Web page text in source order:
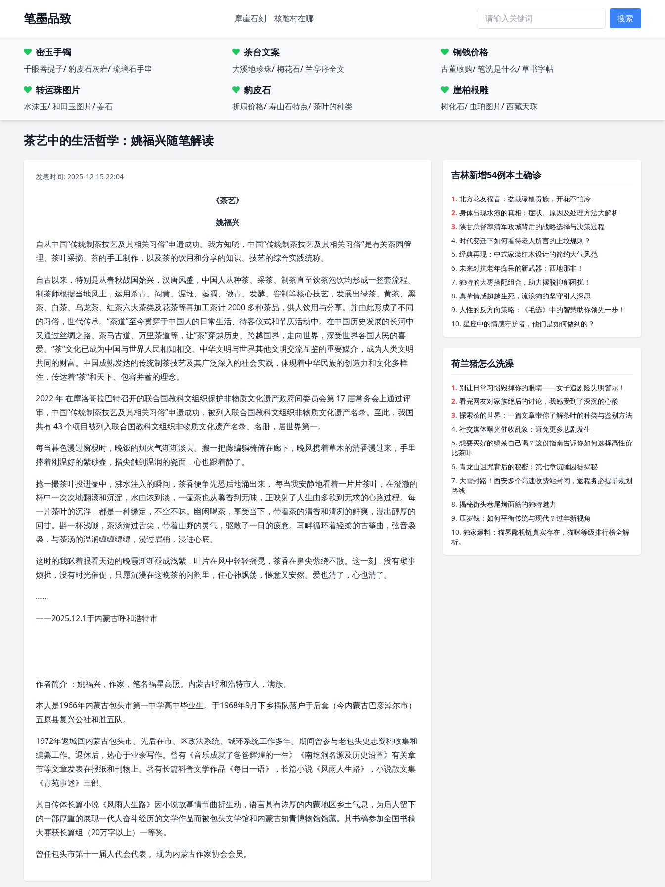
笔墨品致 摩崖石刻 核雕村在哪 搜索
密玉手镯
千眼菩提子/豹皮石灰岩/琉璃石手串
茶台文案
大溪地珍珠/梅花石/ 兰亭序全文
铜钱价格
古董收购/笔洗是什么/草书字帖
转运珠图片
水沫玉/和田玉图片/姜石
豹皮石
折扇价格/寿山石特点/茶叶的种类
崖柏根雕
树化石/ 虫珀图片/西藏天珠
茶艺中的生活哲学：姚福兴随笔解读
发表时间: 2025-12-15 22:04
《茶艺》
姚福兴
自从中国“传统制茶技艺及其相关习俗”申遗成功。我方知晓，中国“传统制茶技艺及其相关习俗”是有关茶园管
理、茶叶采摘、茶的手工制作，以及茶的饮用和分享的知识、技艺的综合实践统称。
自古以来，特别是从春秋战国始兴， 汉唐风盛，中国人从种茶、采茶、制茶直至饮茶泡饮均形成一整套流程。
制茶师根据当地风土，运用杀青、 闷黄、 渥堆、萎凋、做青、发酵、窨制等核心技艺，发展出绿茶、 黄茶、 黑
茶、 白茶、 乌龙茶、红茶六大茶类及花茶等再加工茶计 2000 多种茶品，供人饮用与分享。并由此形成了不同
的习俗，世代传承。“茶道”至今贯穿于中国人的日常生活、待客仪式和节庆活动中。在中国历史发展的长河中
又通过丝绸之路、 茶马古道、万里茶道等，让“茶”穿越历史、跨越国界，走向世界，深受世界各国人民的喜
爱。“茶”文化已成为中国与世界人民相知相交、中华文明与世界其他文明交流互鉴的重要媒介，成为人类文明
共同的财富。中国成熟发达的传统制茶技艺及其广泛深入的社会实践，体现着中华民族的创造力和文化多样
性 ，传达着“茶”和天下、包容并蓄的理念。
2022 年 在摩洛哥拉巴特召开的联合国教科文组织保护非物质文化遗产政府间委员会第 17 届常务会上通过评
审，中国“传统制茶技艺及其相关习俗”申遗成功，被列入联合国教科文组织非物质文化遗产名录。至此，我国
共有 43 个项目被列入联合国教科文组织非物质文化遗产名录、名册，居世界第一。
每当暮色漫过窗棂时，晚饭的烟火气渐渐淡去。搬一把藤编躺椅倚在廊下，晚风携着草木的清香漫过来，手里
捧着刚温好的紫砂壶 ，指尖触到温润的瓷面，心也跟着静了。
捻一撮茶叶投进壶中，沸水注入的瞬间，茶香便争先恐后地涌出来， 每当我安静地看着一片片茶叶，在澄澈的
杯中一次次地翻滚和沉淀，水由浓到淡，一壶茶也从馨香到无味，正映射了人生由多欲到无求的心路过程。每
一片茶叶的沉浮，都是一种缘定，不空不昧。幽闲喝茶，享受当下，带着茶的清香和清冽的鲜爽，漫出醇厚的
回甘。斟一杯浅啜，茶汤滑过舌尖，带着山野的灵气，驱散了一日的疲惫。耳畔循环着轻柔的古筝曲，弦音袅
袅，与茶汤的温润缠缠绵绵，漫过眉梢，浸进心底。
这时的我眯着眼看天边的晚霞渐渐褪成浅紫，叶片在风中轻轻摇晃，茶香在鼻尖萦绕不散。这一刻，没有琐事
烦扰，没有时光催促，只愿沉浸在这晚茶的闲韵里，任心神飘荡，惬意又安然。爱也清了，心也清了。
……
一一2025.12.1于内蒙古呼和浩特市
作者简介 ：姚福兴，作家，笔名福星高照。内蒙古呼和浩特市人， 满族。
本人是1966年内蒙古包头市第一中学高中毕业生。于1968年9月下乡插队落户于后套 （今内蒙古巴彦淖尔市）
五原县复兴公社和胜五队。
1972年返城回内蒙古包头市。先后在市、区政法系统、城环系统工作多年。期间曾参与老包头史志资料收集和
编纂工作。退休后，热心于业余写作。曾有《音乐成就了爸爸辉煌的一生》《南圪洞名源及历史沿革》有关章
节等文章发表在报纸和刊物上。著有长篇科普文学作品《每日一语》，长篇小说《风雨人生路》，小说散文集
《青苑事述》三部。
其自传体长篇小说《风雨人生路》因小说故事情节曲折生动，语言具有浓厚的内蒙地区乡土气息，为后人留下
的一部厚重的展现一代人奋斗经历的文学作品而被包头文学馆和内蒙古知青博物馆馆藏。其书稿参加全国书稿
大赛获长篇组（20万字以上） 一等奖。
曾任包头市第十一届人代会代表 。现为内蒙古作家协会会员。
吉林新增54例本土确诊
1. 北方花友福音：盆栽绿植贵族，开花不怕冷
2. 身体出现水疱的真相：症状、原因及处理方法大解析
3. 陕甘总督率清军攻城背后的战略选择与决策过程
4. 时代变迁下如何看待老人所言的上坟规则？
5. 经典再现：中式家装红木设计的简约大气风范
6. 未来对抗老年痴呆的新武器：西地那非！
7. 独特的大枣搭配组合，助力摆脱抑郁困扰！
8. 真挚情感超越生死，流浪狗的坚守引人深思
9. 人性的反方向策略：《毛选》中的智慧助你领先一步！
10. 星座中的情感守护者，他们是如何做到的？
荷兰猪怎么洗澡
1. 别让日常习惯毁掉你的眼睛——女子追剧险失明警示！
2. 看完网友对家族绝后的讨论，我感受到了深沉的心酸
3. 探索茶的世界：一篇文章带你了解茶叶的种类与鉴别方法
4. 社交媒体曝光催收乱象：避免更多悲剧发生
5. 想要买好的绿茶自己喝？这份指南告诉你如何选择高性价
比茶叶
6. 青龙山诅咒背后的秘密：第七章沉睡囚徒揭秘
7. 大雪封路！西安多个高速收费站封闭，返程务必提前规划
路线
8. 揭秘街头巷尾烤面筋的独特魅力
9. 压岁钱：如何平衡传统与现代？过年新视角
10. 独家爆料：猫界鄙视链真实存在，猫咪等级排行榜全解
析。